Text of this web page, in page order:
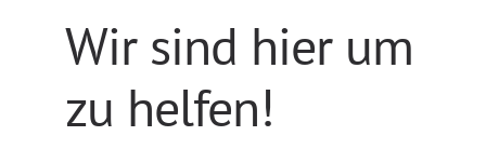
Wir sind hier um
zu helfen!